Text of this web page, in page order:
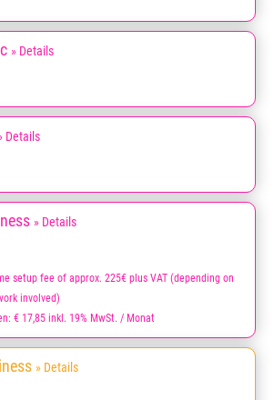
» Details
Details
» Details
setup fee of approx. 225€ plus VAT (depending on
involved)
€ 17,85 inkl. 19% MwSt. / Monat
» Details